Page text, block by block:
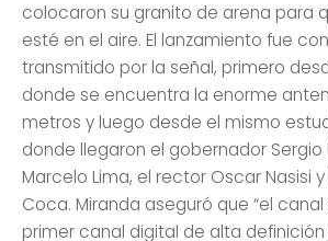
colocaron su granito de arena para
esté en el aire. El lanzamiento fue
transmitido por la señal, primero
donde se encuentra la enorme
metros y luego desde el mismo
donde llegaron el gobernador Sergio
Marcelo Lima, el rector Oscar Nasisi
Coca. Miranda aseguró que “el canal
primer canal digital de alta